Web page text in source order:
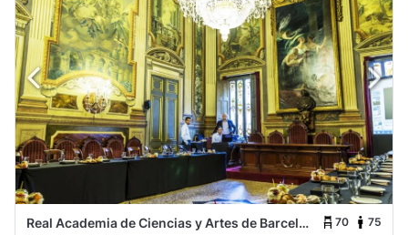
Real Academia de Ciencias y Artes de Barcelona 70
75